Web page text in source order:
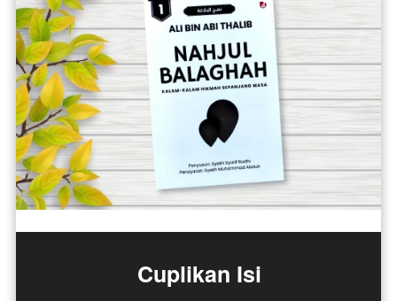
Cuplikan Isi